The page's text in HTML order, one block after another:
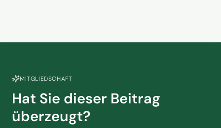
MITGLIEDSCHAFT
Hat Sie dieser Beitrag
überzeugt?